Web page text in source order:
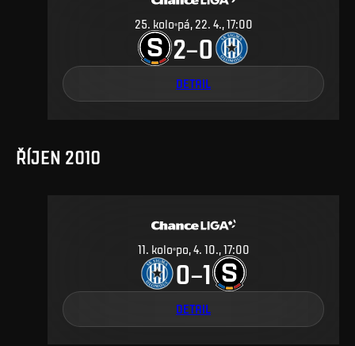
25. kolo pá, 22. 4., 17:00
2–0
DETAIL
ŘÍJEN 2010
11. kolo po, 4. 10., 17:00
0–1
DETAIL